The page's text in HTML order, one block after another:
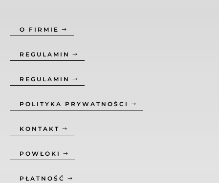
O FIRMIE
REGULAMIN
REGULAMIN
POLITYKA PRYWATNOŚCI
KONTAKT
POWŁOKI
PŁATNOŚĆ